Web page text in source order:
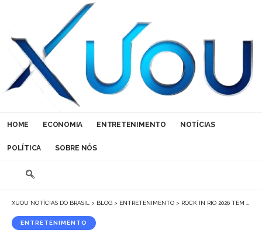
HOME ECONOMIA ENTRETENIMENTO NOTÍCIAS
POLÍTICA SOBRE NÓS
XUOU NOTÍCIAS DO BRASIL > BLOG > ENTRETENIMENTO > ROCK IN RIO 2026 TEM LINE-UP COMPLETO: O QUE ESPERAR DOS SETE DIAS DE FESTIVAL EM SETEMBRO
ENTRETENIMENTO